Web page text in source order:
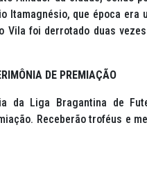
Itamagnésio, que época
Vila foi derrotado duas
DE PREMIAÇÃO
da Liga Bragantina de
Receberão troféus e